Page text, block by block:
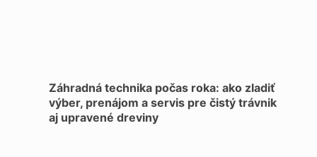
Záhradná technika počas roka: ako zladiť
výber, prenájom a servis pre čistý trávnik
aj upravené dreviny